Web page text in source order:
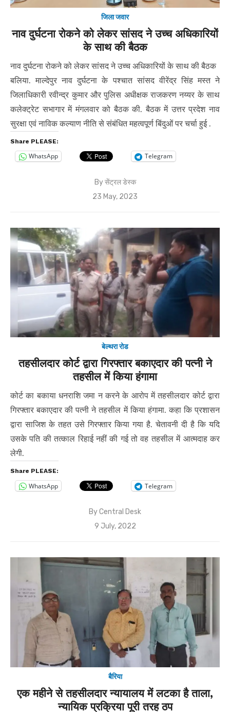
जिला जवार
नाव दुर्घटना रोकने को लेकर सांसद ने उच्च अधिकारियों
के साथ की बैठक
नाव दुर्घटना रोकने को लेकर सांसद ने उच्च अधिकारियों के साथ की बैठक
बलिया. माल्देपुर नाव दुर्घटना के पश्चात सांसद वीरेंद्र सिंह मस्त ने
जिलाधिकारी रवीन्द्र कुमार और पुलिस अधीक्षक राजकरण नय्यर के साथ
कलेक्ट्रेट सभागार में मंगलवार को बैठक की. बैठक में उत्तर प्रदेश नाव
सुरक्षा एवं नाविक कल्याण नीति से संबंधित महत्वपूर्ण बिंदुओं पर चर्चा हुई .
Share PLEASE:
WhatsApp Telegram
Byसेंट्रल डेस्क
Posted
23 May, 2023
बेल्थरा रोड
तहसीलदार कोर्ट द्वारा गिरफ्तार बकाएदार की पत्नी ने
तहसील में किया हंगामा
कोर्ट का बकाया धनराशि जमा न करने के आरोप में तहसीलदार कोर्ट द्वारा
गिरफ्तार बकाएदार की पत्नी ने तहसील में किया हंगामा. कहा कि प्रशासन
द्वारा साजिश के तहत उसे गिरफ्तार किया गया है. चेतावनी दी है कि यदि
उसके पति की तत्काल रिहाई नहीं की गई तो वह तहसील में आत्मदाह कर
लेगी.
Share PLEASE:
WhatsApp Telegram
ByCentral Desk
Posted
9 July, 2022
बैरिया
एक महीने से तहसीलदार न्यायालय में लटका है ताला,
न्यायिक प्रक्रिया पूरी तरह ठप